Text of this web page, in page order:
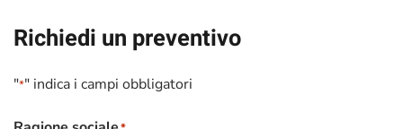
Richiedi un preventivo
"*" indica i campi obbligatori